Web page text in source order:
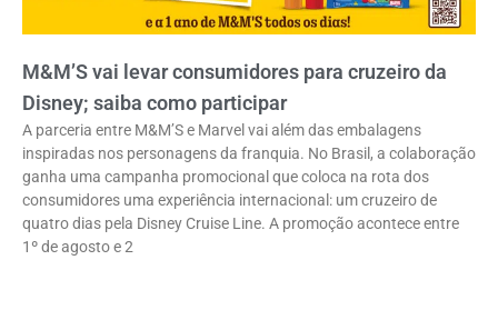
M&M’S vai levar consumidores para cruzeiro da
Disney; saiba como participar
A parceria entre M&M’S e Marvel vai além das embalagens
inspiradas nos personagens da franquia. No Brasil, a colaboração
ganha uma campanha promocional que coloca na rota dos
consumidores uma experiência internacional: um cruzeiro de
quatro dias pela Disney Cruise Line. A promoção acontece entre
1º de agosto e 2